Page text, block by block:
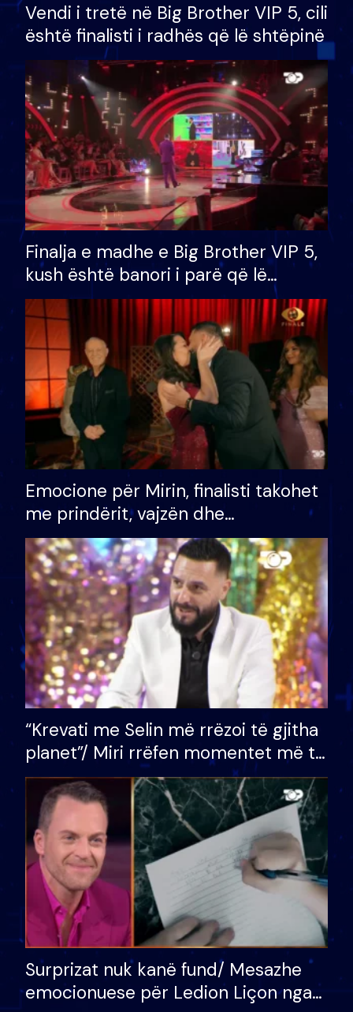
Vendi i tretë në Big Brother VIP 5, cili
është finalisti i radhës që lë shtëpinë
Finalja e madhe e Big Brother VIP 5,
kush është banori i parë që lë
shtëpinë dhe humb mundësinë për
të fituar çmimin e madh
Emocione për Mirin, finalisti takohet
me prindërit, vajzën dhe
bashkëshorten: S’kemi ndonjë letër
divorci apo jo?
“Krevati me Selin më rrëzoi të gjitha
planet”/ Miri rrëfen momentet më të
bukura në shtëpinë e BB VIP: Do më
mungojë zilja e mëngjesit kur…
Surprizat nuk kanë fund/ Mesazhe
emocionuese për Ledion Liçon nga